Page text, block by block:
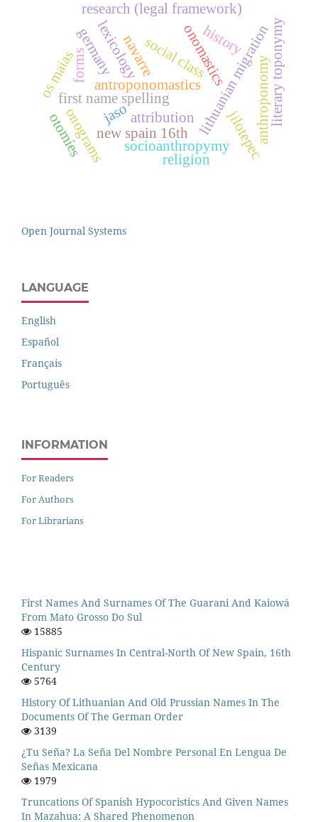
lexicology onomastics
antroponomasticslithuanian migration
navarre
jaso
new spain 16th
social class
first name spelling anthroponomy
research (legal framework)
socioanthropymy
onograms
germany history
jilotepec
otomíes attribution literary toponymy
os maias
religion
forms
Open Journal Systems
LANGUAGE
English
Español
Français
Português
INFORMATION
For Readers
For Authors
For Librarians
First Names And Surnames Of The Guarani And Kaiowá
From Mato Grosso Do Sul
15885
Hispanic Surnames In Central-North Of New Spain, 16th
Century
5764
History Of Lithuanian And Old Prussian Names In The
Documents Of The German Order
3139
¿Tu Seña? La Seña Del Nombre Personal En Lengua De
Señas Mexicana
1979
Truncations Of Spanish Hypocoristics And Given Names
In Mazahua: A Shared Phenomenon